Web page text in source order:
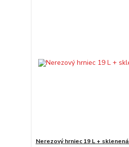
Nerezový hrniec 19 L +